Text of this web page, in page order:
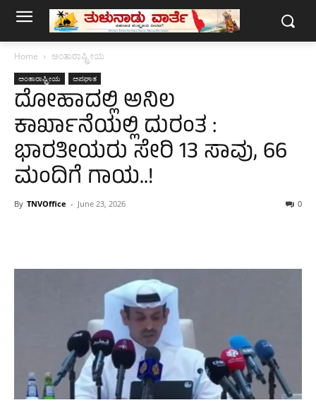
Home ಅಂತಾರಾಷ್ಟ್ರೀಯ
ಅಂತಾರಾಷ್ಟ್ರೀಯ ಅಪಘಾತ
ದೋಹಾದಲ್ಲಿ ಅನಿಲ
ಕಾರ್ಖಾನೆಯಲ್ಲಿ ದುರಂತ :
ಭಾರತೀಯರು ಸೇರಿ 13 ಸಾವು, 66
ಮಂದಿಗೆ ಗಾಯ..!
By TNVOffice - June 23, 2026 0